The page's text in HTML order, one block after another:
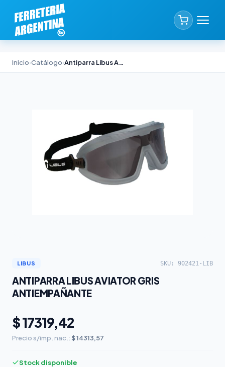
Inicio›Catálogo› Antiparra Libus Aviator Gris Antiempañante
LIBUS SKU: 902421-LIB
ANTIPARRA LIBUS AVIATOR GRIS
ANTIEMPAÑANTE
$ 17319,42
Precio s/imp. nac.: $ 14313,57
Stock disponible